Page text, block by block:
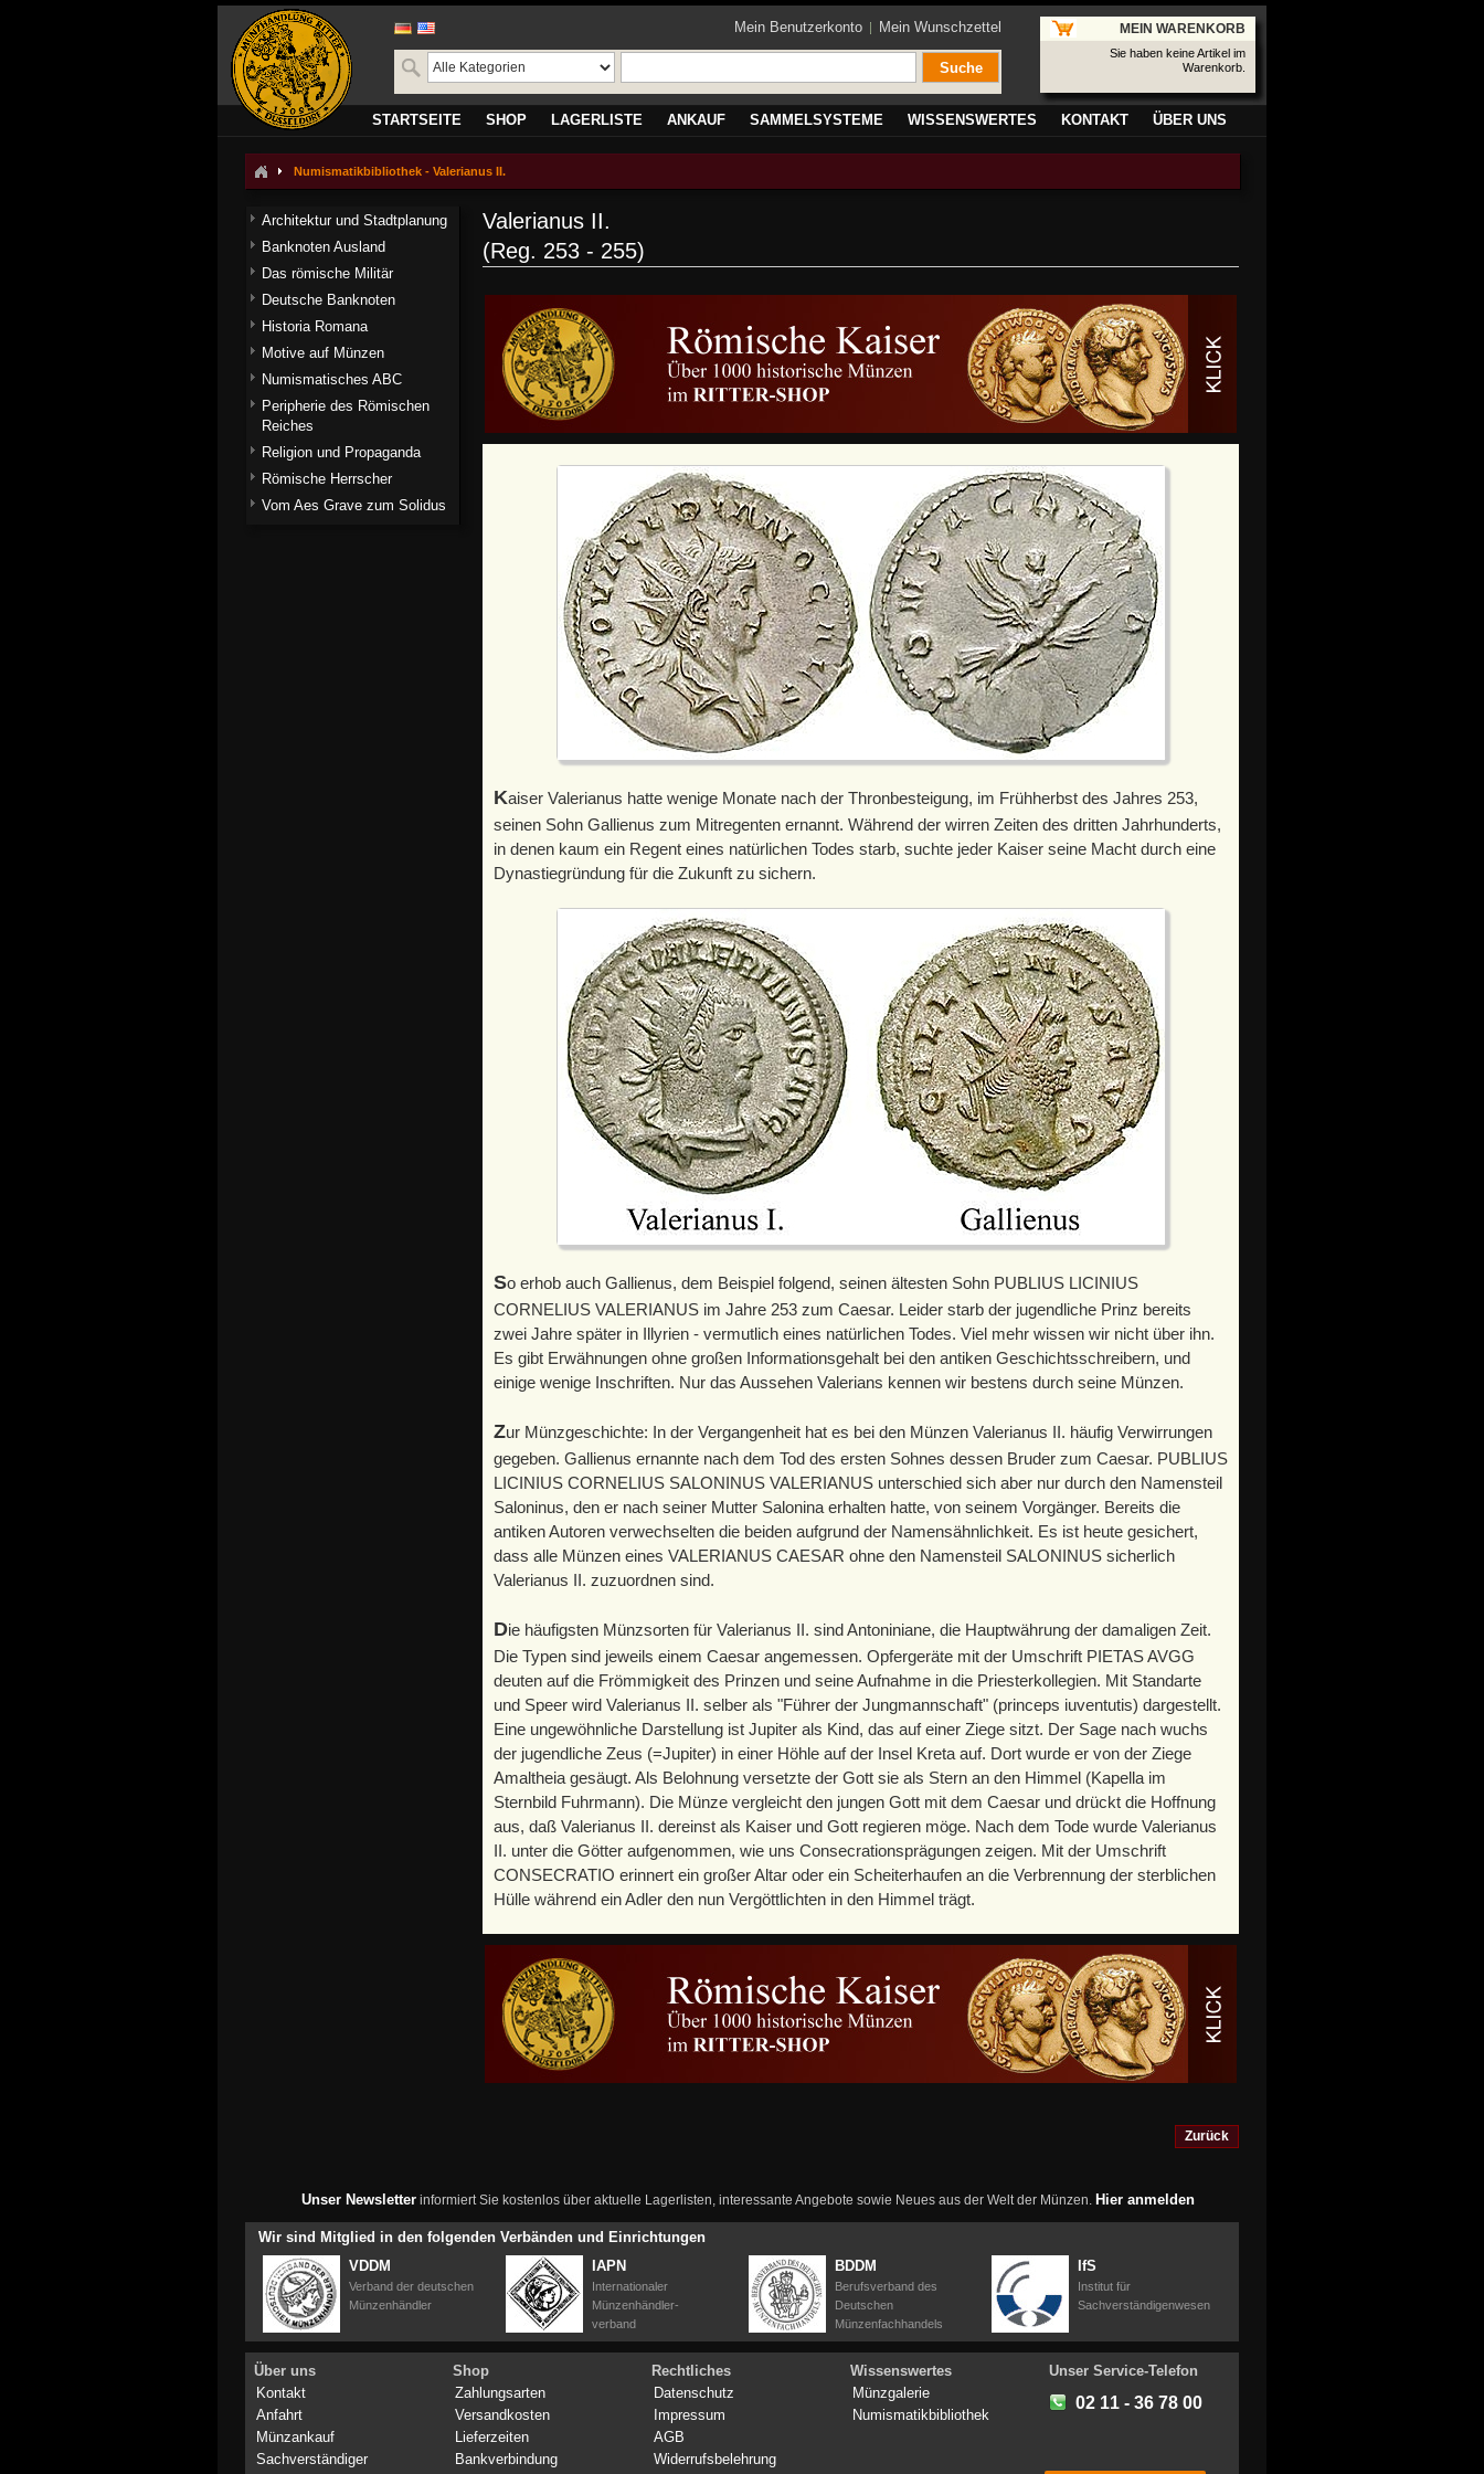
Mein Benutzerkonto Mein Wunschzettel
Suche
MEIN WARENKORB
Sie haben keine Artikel im
Warenkorb.
STARTSEITE SHOP LAGERLISTE ANKAUF SAMMELSYSTEME WISSENSWERTES KONTAKT ÜBER UNS
Numismatikbibliothek - Valerianus II.
Valerianus II.
(Reg. 253 - 255)
Kaiser Valerianus hatte wenige Monate nach der Thronbesteigung, im Frühherbst des Jahres 253,
seinen Sohn Gallienus zum Mitregenten ernannt. Während der wirren Zeiten des dritten Jahrhunderts,
in denen kaum ein Regent eines natürlichen Todes starb, suchte jeder Kaiser seine Macht durch eine
Dynastiegründung für die Zukunft zu sichern.
So erhob auch Gallienus, dem Beispiel folgend, seinen ältesten Sohn PUBLIUS LICINIUS
CORNELIUS VALERIANUS im Jahre 253 zum Caesar. Leider starb der jugendliche Prinz bereits
zwei Jahre später in Illyrien - vermutlich eines natürlichen Todes. Viel mehr wissen wir nicht über ihn.
Es gibt Erwähnungen ohne großen Informationsgehalt bei den antiken Geschichtsschreibern, und
einige wenige Inschriften. Nur das Aussehen Valerians kennen wir bestens durch seine Münzen.
Zur Münzgeschichte: In der Vergangenheit hat es bei den Münzen Valerianus II. häufig Verwirrungen
gegeben. Gallienus ernannte nach dem Tod des ersten Sohnes dessen Bruder zum Caesar. PUBLIUS
LICINIUS CORNELIUS SALONINUS VALERIANUS unterschied sich aber nur durch den Namensteil
Saloninus, den er nach seiner Mutter Salonina erhalten hatte, von seinem Vorgänger. Bereits die
antiken Autoren verwechselten die beiden aufgrund der Namensähnlichkeit. Es ist heute gesichert,
dass alle Münzen eines VALERIANUS CAESAR ohne den Namensteil SALONINUS sicherlich
Valerianus II. zuzuordnen sind.
Die häufigsten Münzsorten für Valerianus II. sind Antoniniane, die Hauptwährung der damaligen Zeit.
Die Typen sind jeweils einem Caesar angemessen. Opfergeräte mit der Umschrift PIETAS AVGG
deuten auf die Frömmigkeit des Prinzen und seine Aufnahme in die Priesterkollegien. Mit Standarte
und Speer wird Valerianus II. selber als "Führer der Jungmannschaft" (princeps iuventutis) dargestellt.
Eine ungewöhnliche Darstellung ist Jupiter als Kind, das auf einer Ziege sitzt. Der Sage nach wuchs
der jugendliche Zeus (=Jupiter) in einer Höhle auf der Insel Kreta auf. Dort wurde er von der Ziege
Amaltheia gesäugt. Als Belohnung versetzte der Gott sie als Stern an den Himmel (Kapella im
Sternbild Fuhrmann). Die Münze vergleicht den jungen Gott mit dem Caesar und drückt die Hoffnung
aus, daß Valerianus II. dereinst als Kaiser und Gott regieren möge. Nach dem Tode wurde Valerianus
II. unter die Götter aufgenommen, wie uns Consecrationsprägungen zeigen. Mit der Umschrift
CONSECRATIO erinnert ein großer Altar oder ein Scheiterhaufen an die Verbrennung der sterblichen
Hülle während ein Adler den nun Vergöttlichten in den Himmel trägt.
Zurück
Architektur und Stadtplanung
Banknoten Ausland
Das römische Militär
Deutsche Banknoten
Historia Romana
Motive auf Münzen
Numismatisches ABC
Peripherie des Römischen
Reiches
Religion und Propaganda
Römische Herrscher
Vom Aes Grave zum Solidus
Unser Newsletterinformiert Sie kostenlos über aktuelle Lagerlisten, interessante Angebote sowie Neues aus der Welt der Münzen. Hier anmelden
Wir sind Mitglied in den folgenden Verbänden und Einrichtungen
VDDM
Verband der deutschen
Münzenhändler
IAPN
Internationaler
Münzenhändler-
verband
BDDM
Berufsverband des
Deutschen
Münzenfachhandels
IfS
Institut für
Sachverständigenwesen
Über uns
Kontakt
Anfahrt
Münzankauf
Sachverständiger
Shop
Zahlungsarten
Versandkosten
Lieferzeiten
Bankverbindung
Rechtliches
Datenschutz
Impressum
AGB
Widerrufsbelehrung
Wissenswertes
Münzgalerie
Numismatikbibliothek
Unser Service-Telefon
02 11 - 36 78 00